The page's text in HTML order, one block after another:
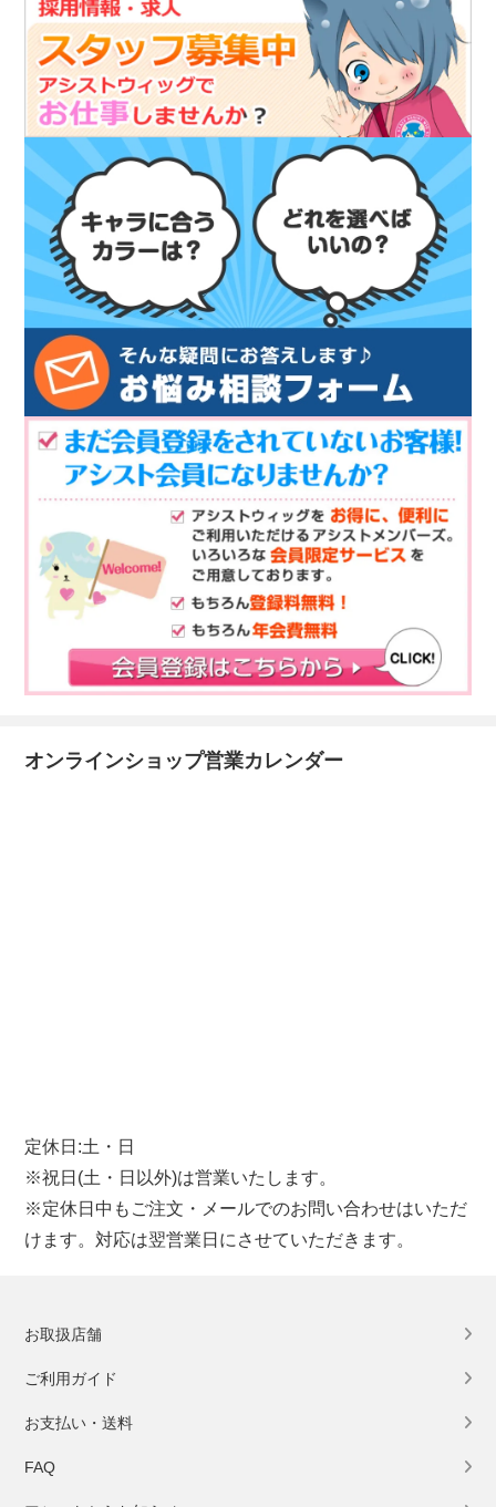
オンラインショップ営業カレンダー
定休日:土・日
※祝日(土・日以外)は営業いたします。
※定休日中もご注文・メールでのお問い合わせはいただ
けます。対応は翌営業日にさせていただきます。
お取扱店舗
ご利用ガイド
お支払い・送料
FAQ